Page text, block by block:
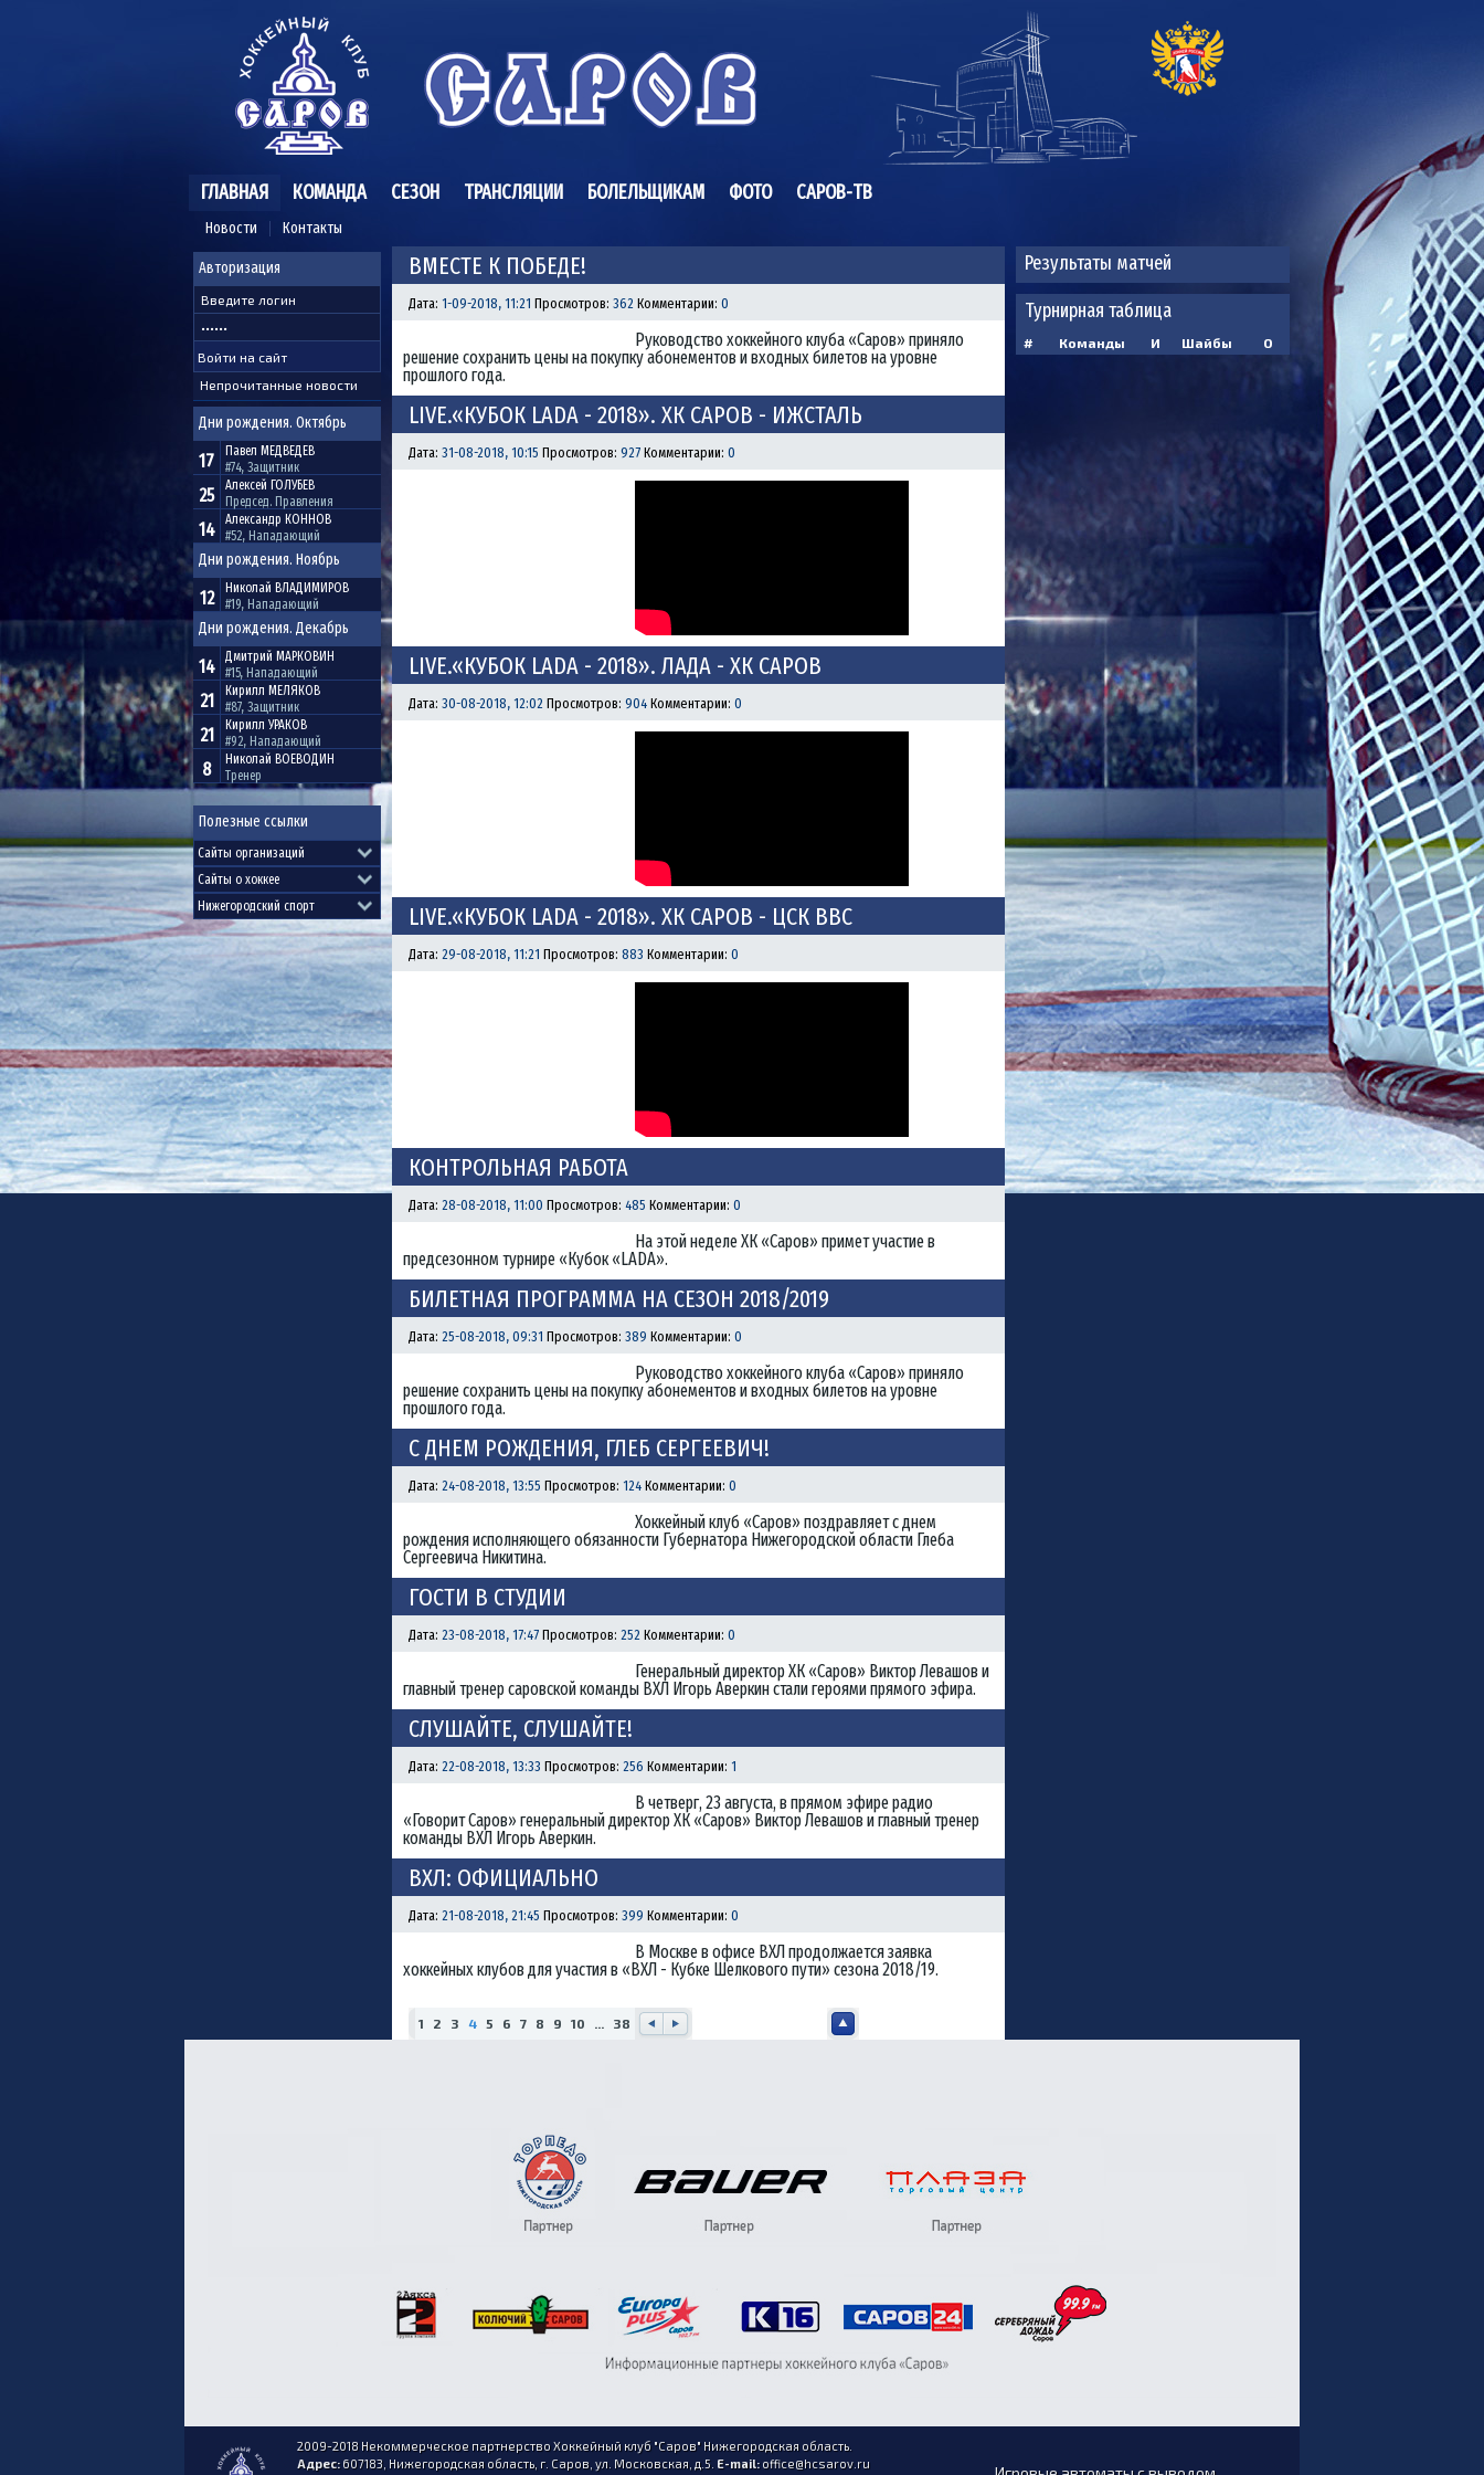
ГЛАВНАЯ
Новости Контакты
КОМАНДА СЕЗОН ТРАНСЛЯЦИИ БОЛЕЛЬЩИКАМ ФОТО САРОВ-ТВ
Авторизация
Непрочитанные новости
Дни рождения. Октябрь
17 Павел МЕДВЕДЕВ
#74, Защитник
25 Алексей ГОЛУБЕВ
Председ. Правления
14 Александр КОННОВ
#52, Нападающий
Дни рождения. Ноябрь
12 Николай ВЛАДИМИРОВ
#19, Нападающий
Дни рождения. Декабрь
14 Дмитрий МАРКОВИН
#15, Нападающий
21 Кирилл МЕЛЯКОВ
#87, Защитник
21 Кирилл УРАКОВ
#92, Нападающий
8 Николай ВОЕВОДИН
Тренер
Полезные ссылки
ВМЕСТЕ К ПОБЕДЕ!
Дата: 1-09-2018, 11:21 Просмотров: 362 Комментарии: 0
Руководство хоккейного клуба «Саров» приняло
решение сохранить цены на покупку абонементов и входных билетов на уровне
прошлого года.
LIVE.«КУБОК LADA - 2018». ХК САРОВ - ИЖСТАЛЬ
Дата: 31-08-2018, 10:15 Просмотров: 927 Комментарии: 0
LIVE.«КУБОК LADA - 2018». ЛАДА - ХК САРОВ
Дата: 30-08-2018, 12:02 Просмотров: 904 Комментарии: 0
LIVE.«КУБОК LADA - 2018». ХК САРОВ - ЦСК ВВС
Дата: 29-08-2018, 11:21 Просмотров: 883 Комментарии: 0
КОНТРОЛЬНАЯ РАБОТА
Дата: 28-08-2018, 11:00 Просмотров: 485 Комментарии: 0
На этой неделе ХК «Саров» примет участие в
предсезонном турнире «Кубок «LADA».
БИЛЕТНАЯ ПРОГРАММА НА СЕЗОН 2018/2019
Дата: 25-08-2018, 09:31 Просмотров: 389 Комментарии: 0
Руководство хоккейного клуба «Саров» приняло
решение сохранить цены на покупку абонементов и входных билетов на уровне
прошлого года.
С ДНЕМ РОЖДЕНИЯ, ГЛЕБ СЕРГЕЕВИЧ!
Дата: 24-08-2018, 13:55 Просмотров: 124 Комментарии: 0
Хоккейный клуб «Саров» поздравляет с днем
рождения исполняющего обязанности Губернатора Нижегородской области Глеба
Сергеевича Никитина.
ГОСТИ В СТУДИИ
Дата: 23-08-2018, 17:47 Просмотров: 252 Комментарии: 0
Генеральный директор ХК «Саров» Виктор Левашов и
главный тренер саровской команды ВХЛ Игорь Аверкин стали героями прямого эфира.
СЛУШАЙТЕ, СЛУШАЙТЕ!
Дата: 22-08-2018, 13:33 Просмотров: 256 Комментарии: 1
В четверг, 23 августа, в прямом эфире радио
«Говорит Саров» генеральный директор ХК «Саров» Виктор Левашов и главный тренер
команды ВХЛ Игорь Аверкин.
ВХЛ: ОФИЦИАЛЬНО
Дата: 21-08-2018, 21:45 Просмотров: 399 Комментарии: 0
В Москве в офисе ВХЛ продолжается заявка
хоккейных клубов для участия в «ВХЛ - Кубке Шелкового пути» сезона 2018/19.
1 2 3 4 5 6 7 8 9 10 ...
38
Результаты матчей
Турнирная таблица
# Команды И Шайбы О
2009-2018 Некоммерческое партнерство Хоккейный клуб "Саров" Нижегородская область.
Адрес:607183, Нижегородская область, г. Саров, ул. Московская, д.5. E-mail:office@hcsarov.ru